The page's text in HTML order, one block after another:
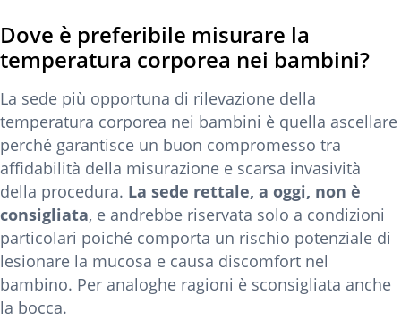
Dove è preferibile misurare la
temperatura corporea nei bambini?
La sede più opportuna di rilevazione della
temperatura corporea nei bambini è quella ascellare
perché garantisce un buon compromesso tra
affidabilità della misurazione e scarsa invasività
della procedura. La sede rettale, a oggi, non è
consigliata, e andrebbe riservata solo a condizioni
particolari poiché comporta un rischio potenziale di
lesionare la mucosa e causa discomfort nel
bambino. Per analoghe ragioni è sconsigliata anche
la bocca.